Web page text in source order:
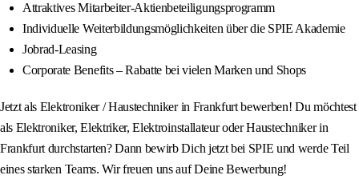
Attraktives Mitarbeiter-Aktienbeteiligungsprogramm
Individuelle Weiterbildungsmöglichkeiten über die SPIE Akademie
Jobrad-Leasing
Corporate Benefits – Rabatte bei vielen Marken und Shops
Jetzt als Elektroniker / Haustechniker in Frankfurt bewerben! Du möchtest
als Elektroniker, Elektriker, Elektroinstallateur oder Haustechniker in
Frankfurt durchstarten? Dann bewirb Dich jetzt bei SPIE und werde Teil
eines starken Teams. Wir freuen uns auf Deine Bewerbung!